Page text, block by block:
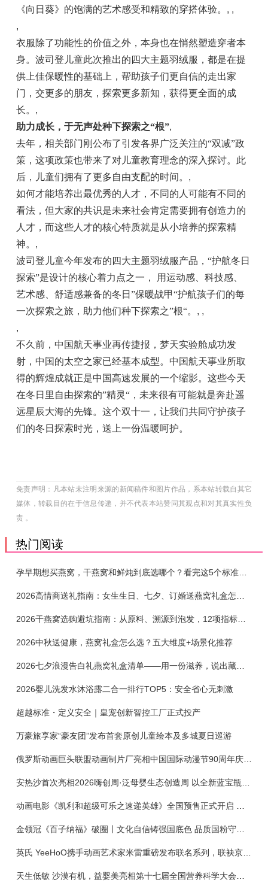
《向日葵》的饱满的艺术感受和精致的穿搭体验。 , ,
,
衣服除了功能性的价值之外，本身也在悄然塑造穿者本
身。波司登儿童此次推出的四大主题羽绒服，都是在提
供上佳保暖性的基础上，帮助孩子们更自信的走出家
门，交更多的朋友，探索更多新知，获得更全面的成
长。 ,
助力成长，于无声处种下探索之“根”,
去年，相关部门刚公布了引发各界广泛关注的“双减”政
策，这项政策也带来了对儿童教育理念的深入探讨。此
后，儿童们拥有了更多自由支配的时间。 ,
如何才能培养出最优秀的人才，不同的人可能有不同的
看法，但大家的共识是未来社会肯定需要拥有创造力的
人才，而这些人才的核心特质就是从小培养的探索精
神。 ,
波司登儿童今年发布的四大主题羽绒服产品，“护航冬日
探索”是设计的核心着力点之一， 用运动感、科技感、
艺术感、舒适感兼备的冬日”保暖战甲“护航孩子们的每
一次探索之旅，助力他们种下探索之”根“。 , ,
,
不久前，中国航天事业再传捷报，梦天实验舱成功发
射，中国的太空之家已经基本成型。中国航天事业所取
得的辉煌成就正是中国高速发展的一个缩影。这些今天
在冬日里自由探索的”精灵“，未来很有可能就是奔赴遥
远星辰大海的先锋。这个双十一，让我们共同守护孩子
们的冬日探索时光，送上一份温暖呵护。
免责声明：凡本站未注明来源的新闻稿件和图片作品，系本站转载自其它
媒体，转载目的在于信息传递，并不代表本站赞同其观点和对其真实性负
责 。
热门阅读
孕早期想买燕窝，干燕窝和鲜炖到底选哪个？看完这5个标准再下单
2026干燕窝选购避坑指南：从原料、溯源到泡发，12项指标判断靠谱燕窝
2026中秋送健康，燕窝礼盒怎么选？五大维度+场景化推荐
2026七夕浪漫告白礼燕窝礼盒清单——用一份滋养，说出藏在心底的爱
2026婴儿洗发水沐浴露二合一排行TOP5：安全省心无刺激
超越标准・定义安全｜皇宠创新智控工厂正式投产
万豪旅享家“豪友团”发布首套原创儿童绘本及多城夏日巡游
俄罗斯动画巨头联盟动画制片厂亮相中国国际动漫节90周年庆开启中国之旅新篇章
金领冠《百子纳福》破圈丨文化自信铸强国底色 品质国粉守护新生
英氏 YeeHoO携手动画艺术家米雷重磅发布联名系列，联袂京东深化全渠道战略